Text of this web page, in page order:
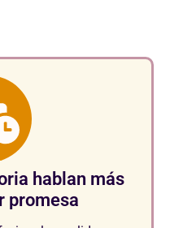
hablan más
promesa